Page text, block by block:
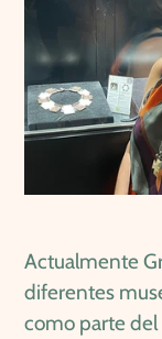
Actualmente
diferentes
como parte